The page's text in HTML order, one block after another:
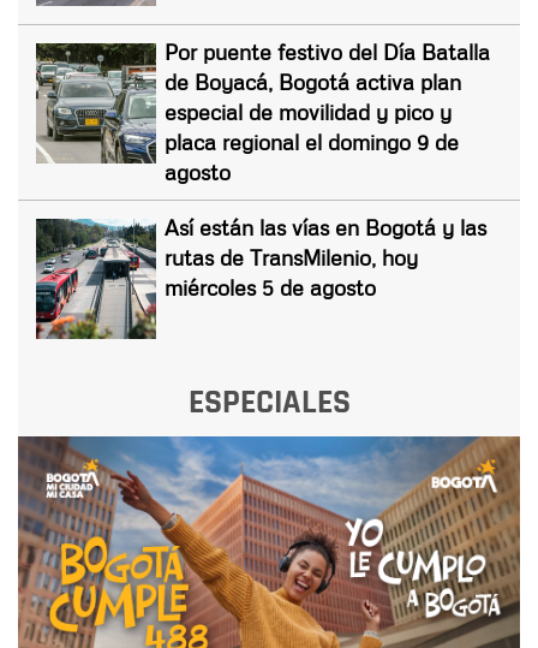
Por puente festivo del Día Batalla
de Boyacá, Bogotá activa plan
especial de movilidad y pico y
placa regional el domingo 9 de
agosto
Así están las vías en Bogotá y las
rutas de TransMilenio, hoy
miércoles 5 de agosto
ESPECIALES